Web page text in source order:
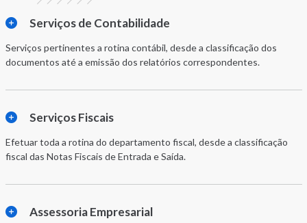
Serviços de Contabilidade
Serviços pertinentes a rotina contábil, desde a classificação dos
documentos até a emissão dos relatórios correspondentes.
Serviços Fiscais
Efetuar toda a rotina do departamento fiscal, desde a classificação
fiscal das Notas Fiscais de Entrada e Saída.
Assessoria Empresarial